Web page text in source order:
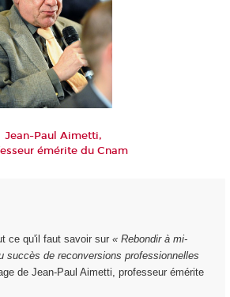
Jean-Paul Aimetti,
émérite du Cnam
ce qu'il faut savoir sur « Rebondir à mi-
succès de reconversions professionnelles
de Jean-Paul Aimetti, professeur émérite